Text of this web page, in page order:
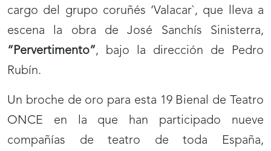
cargo del grupo coruñés ‘Valacar`, que lleva a
escena la obra de José Sanchís Sinisterra,
“Pervertimento”, bajo la dirección de Pedro
Rubín.
Un broche de oro para esta 19 Bienal de Teatro
ONCE en la que han participado nueve
compañías de teatro de toda España,